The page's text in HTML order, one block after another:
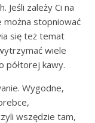
Jeśli zależy Ci na
można stopniować
się też temat
wiele
półtorej kawy.
Wygodne,
wszędzie tam,